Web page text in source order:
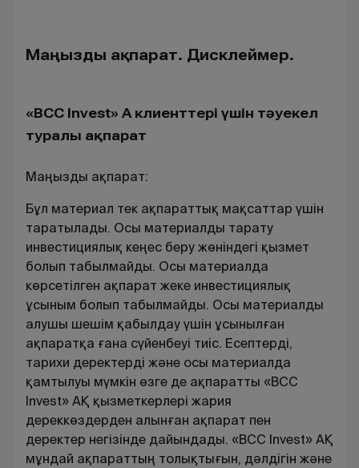
Маңызды ақпарат. Дисклеймер.
«BCC Invest» АҚ клиенттері үшін тәуекел
туралы ақпарат
Маңызды ақпарат:
Бұл материал тек ақпараттық мақсаттар үшін
таратылады. Осы материалды тарату
инвестициялық кеңес беру жөніндегі қызмет
болып табылмайды. Осы материалда
көрсетілген ақпарат жеке инвестициялық
ұсыным болып табылмайды. Осы материалды
алушы шешім қабылдау үшін ұсынылған
ақпаратқа ғана сүйенбеуі тиіс. Есептерді,
тарихи деректерді және осы материалда
қамтылуы мүмкін өзге де ақпаратты «BCC
Invest» АҚ қызметкерлері жария
дереккөздерден алынған ақпарат пен
деректер негізінде дайындады. «BCC Invest» АҚ
мұндай ақпараттың толықтығын, дәлдігін және